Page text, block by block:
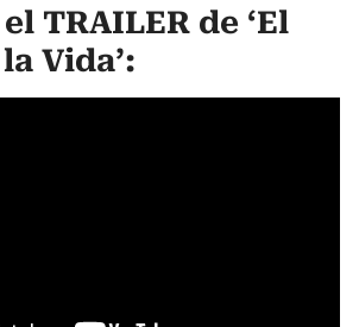
TRAILER de ‘El
Vida’: